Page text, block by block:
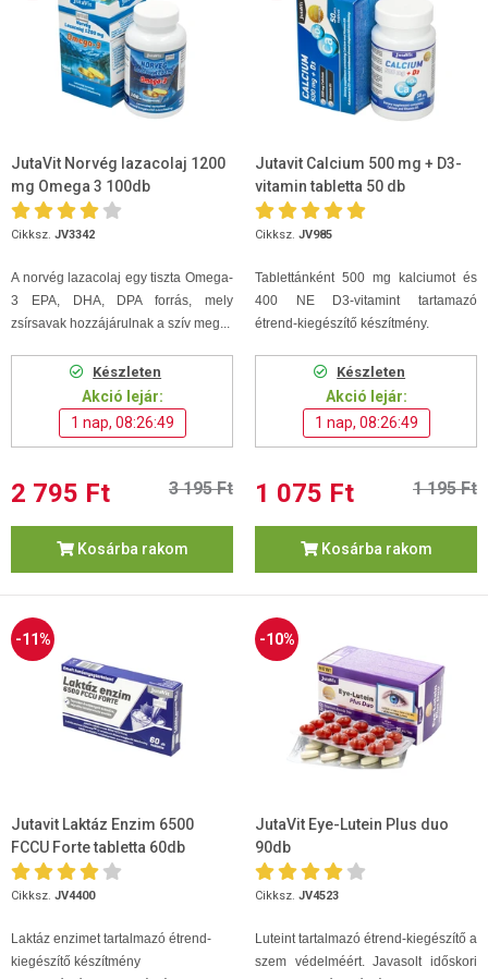
JutaVit Norvég lazacolaj 1200
mg Omega 3 100db
Cikksz. JV3342
A norvég lazacolaj egy tiszta Omega-
3 EPA, DHA, DPA forrás, mely
zsírsavak hozzájárulnak a szív meg...
Készleten
Akció lejár:
1 nap, 08:26:48
2 795 Ft 3 195 Ft
Kosárba rakom
Jutavit Calcium 500 mg + D3-
vitamin tabletta 50 db
Cikksz. JV985
Tablettánként 500 mg kalciumot és
400 NE D3-vitamint tartamazó
étrend-kiegészítő készítmény.
Készleten
Akció lejár:
1 nap, 08:26:48
1 075 Ft 1 195 Ft
Kosárba rakom
-11%
Jutavit Laktáz Enzim 6500
FCCU Forte tabletta 60db
Cikksz. JV4400
Laktáz enzimet tartalmazó étrend-
kiegészítő készítmény
-10%
JutaVit Eye-Lutein Plus duo
90db
Cikksz. JV4523
Luteint tartalmazó étrend-kiegészítő a
szem védelméért. Javasolt időskori